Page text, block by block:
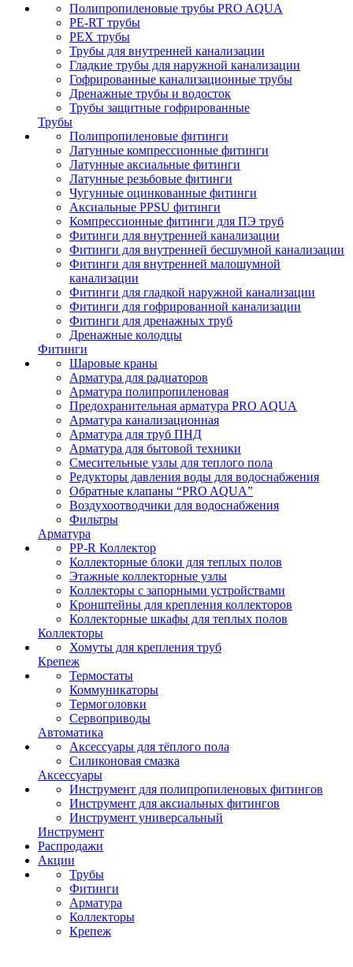
Полипропиленовые трубы PRO AQUA
PE-RT трубы
PEX трубы
Трубы для внутренней канализации
Гладкие трубы для наружной канализации
Гофрированные канализационные трубы
Дренажные трубы и водосток
Трубы защитные гофрированные
Трубы
Полипропиленовые фитинги
Латунные компрессионные фитинги
Латунные аксиальные фитинги
Латунные резьбовые фитинги
Чугунные оцинкованные фитинги
Аксиальные PPSU фитинги
Компрессионные фитинги для ПЭ труб
Фитинги для внутренней канализации
Фитинги для внутренней бесшумной канализации
Фитинги для внутренней малошумной
канализации
Фитинги для гладкой наружной канализации
Фитинги для гофрированной канализации
Фитинги для дренажных труб
Дренажные колодцы
Фитинги
Шаровые краны
Арматура для радиаторов
Арматура полипропиленовая
Предохранительная арматура PRO AQUA
Арматура канализационная
Арматура для труб ПНД
Арматура для бытовой техники
Смесительные узлы для теплого пола
Редукторы давления воды для водоснабжения
Обратные клапаны “PRO AQUA”
Воздухоотводчики для водоснабжения
Фильтры
Арматура
PP-R Коллектор
Коллекторные блоки для теплых полов
Этажные коллекторные узлы
Коллекторы с запорными устройствами
Кронштейны для крепления коллекторов
Коллекторные шкафы для теплых полов
Коллекторы
Хомуты для крепления труб
Крепеж
Термостаты
Коммуникаторы
Термоголовки
Сервоприводы
Автоматика
Аксессуары для тёплого пола
Силиконовая смазка
Аксессуары
Инструмент для полипропиленовых фитингов
Инструмент для аксиальных фитингов
Инструмент универсальный
Инструмент
Распродажи
Акции
Трубы
Фитинги
Арматура
Коллекторы
Крепеж